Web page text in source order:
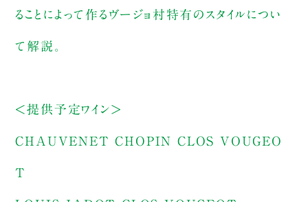
ることによって作るヴージョ村特有のスタイルについ
て解説。
＜提供予定ワイン＞
CHAUVENET CHOPIN CLOS VOUGEO
T